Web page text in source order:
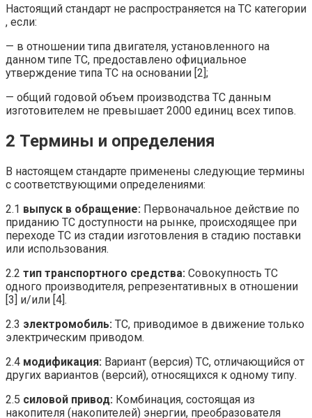
Настоящий стандарт не распространяется на ТС категории
, если:
— в отношении типа двигателя, установленного на
данном типе ТС, предоставлено официальное
утверждение типа ТС на основании [2];
— общий годовой объем производства ТС данным
изготовителем не превышает 2000 единиц всех типов.
2 Термины и определения
В настоящем стандарте применены следующие термины
с соответствующими определениями:
2.1 выпуск в обращение: Первоначальное действие по
приданию ТС доступности на рынке, происходящее при
переходе ТС из стадии изготовления в стадию поставки
или использования.
2.2 тип транспортного средства: Совокупность ТС
одного производителя, репрезентативных в отношении
[3] и/или [4].
2.3 электромобиль: ТС, приводимое в движение только
электрическим приводом.
2.4 модификация: Вариант (версия) ТС, отличающийся от
других вариантов (версий), относящихся к одному типу.
2.5 силовой привод: Комбинация, состоящая из
накопителя (накопителей) энергии, преобразователя